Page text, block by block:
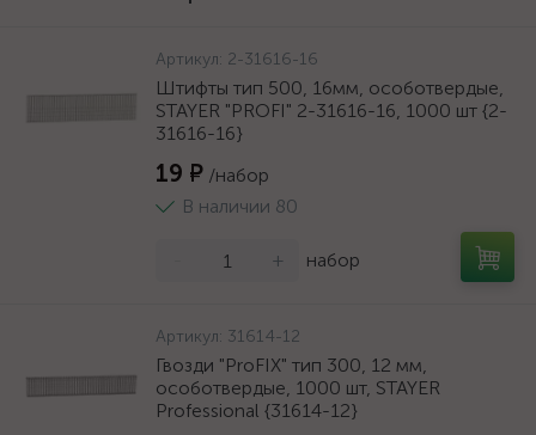
Артикул: 2-31616-16
Штифты тип 500, 16мм, особотвердые,
STAYER "PROFI" 2-31616-16, 1000 шт {2-
31616-16}
19 ₽ /набор
В наличии 80
+ набор
Артикул: 31614-12
Гвозди "ProFIX" тип 300, 12 мм,
особотвердые, 1000 шт, STAYER
Professional {31614-12}